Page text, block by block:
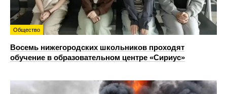
Общество
Восемь нижегородских школьников проходят
обучение в образовательном центре «Сириус»